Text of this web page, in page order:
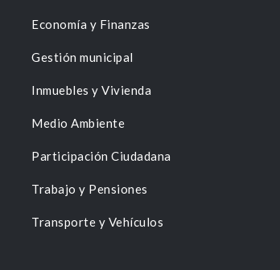
Economía y Finanzas
Gestión municipal
Inmuebles y Vivienda
Medio Ambiente
Participación Ciudadana
Trabajo y Pensiones
Transporte y Vehículos